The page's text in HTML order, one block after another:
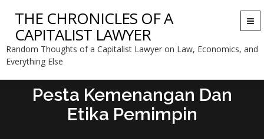
THE CHRONICLES OF A
CAPITALIST LAWYER
Random Thoughts of a Capitalist Lawyer on Law, Economics, and
Everything Else
Pesta Kemenangan Dan
Etika Pemimpin